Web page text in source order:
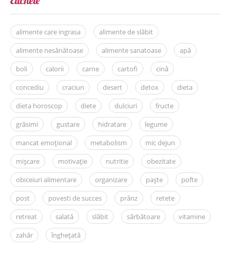
alimente care ingrasa
alimente de slăbit
alimente nesănătoase
alimente sanatoase
apă
boli
calorii carne cartofi
cină
concediu
craciun desert detox
dieta
dieta horoscop
diete dulciuri
fructe
grăsimi
gustare hidratare
legume
mancat emoțional
metabolism
mic dejun
mișcare
motivație nutritie
obezitate
obiceiuri alimentare
organizare paște
pofte
post
povesti de succes prânz
retete
retreat
salată slăbit sărbătoare
vitamine
zahăr
înghețată